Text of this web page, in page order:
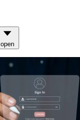
open